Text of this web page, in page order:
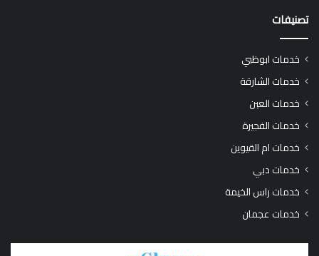
تصنيفات
خدمات ابوظبي
خدمات الشارقة
خدمات العين
خدمات الفجيرة
خدمات ام القيوين
خدمات دبي
خدمات راس الخيمة
خدمات عجمان